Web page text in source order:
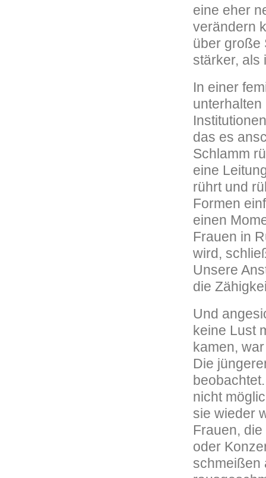
eine eher
verändern
über große
stärker, als
In einer
das es
Schlamm
eine
rührt und
Formen
einen
Frauen in
wird,
Unsere
die
Und
keine Lust
kamen,
Die
nicht
sie wieder
Frauen,
oder
schmeißen